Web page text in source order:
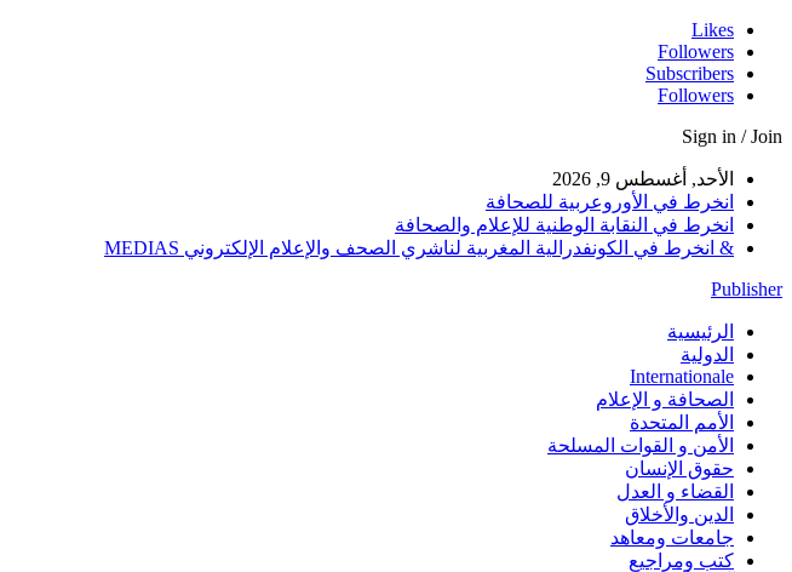
Likes
Followers
Subscribers
Followers
Sign in / Join
الأحد, أغسطس 9, 2026
انخرط في الأوروعربية للصحافة
انخرط في النقابة الوطنية للإعلام والصحافة
& انخرط في الكونفدرالية المغربية لناشري الصحف والإعلام الإلكتروني MEDIAS
Publisher
الرئيسية
الدولية
Internationale
الصحافة و الإعلام
الأمم المتحدة
الأمن و القوات المسلحة
حقوق الإنسان
القضاء و العدل
الدين والأخلاق
جامعات ومعاهد
كتب ومراجيع